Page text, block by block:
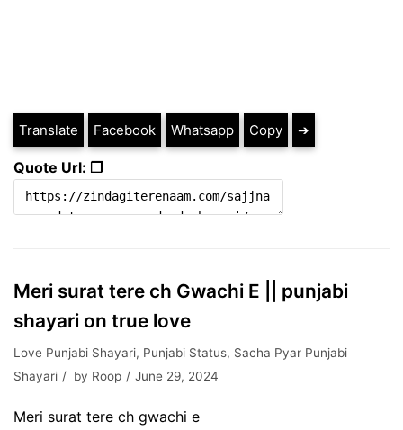
Translate Facebook Whatsapp Copy ➔
Quote Url: ❐
Meri surat tere ch Gwachi E || punjabi
shayari on true love
Love Punjabi Shayari, Punjabi Status, Sacha Pyar Punjabi
Shayari
by Roop June 29, 2024
Meri surat tere ch gwachi e